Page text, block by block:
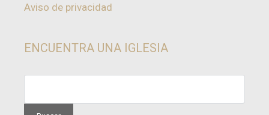
Aviso de privacidad
ENCUENTRA UNA IGLESIA